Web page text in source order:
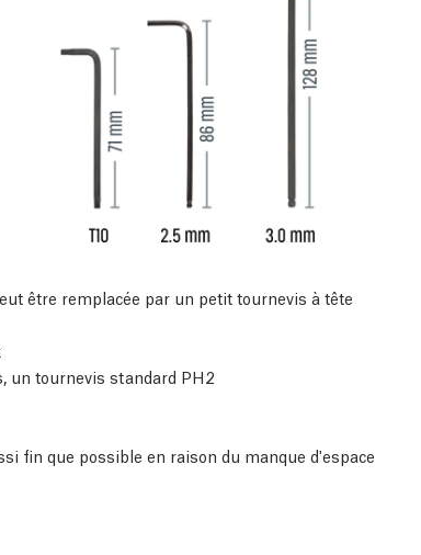
être remplacée par un petit tournevis à tête
un tournevis standard PH2
fin que possible en raison du manque d'espace